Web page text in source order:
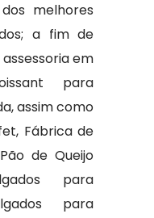
melhores
a fim de
em
para
assim como
Fábrica de
de Queijo
para
para